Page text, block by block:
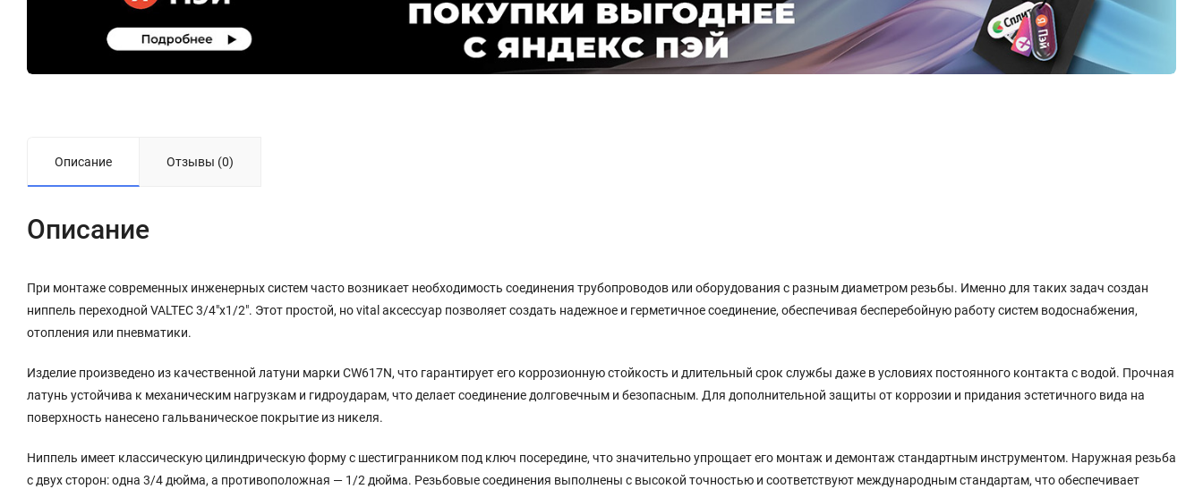
Описание Отзывы (0)
Описание
При монтаже современных инженерных систем часто возникает необходимость соединения трубопроводов или оборудования с разным диаметром резьбы. Именно для таких задач создан
ниппель переходной VALTEC 3/4"х1/2". Этот простой, но vital аксессуар позволяет создать надежное и герметичное соединение, обеспечивая бесперебойную работу систем водоснабжения,
отопления или пневматики.
Изделие произведено из качественной латуни марки CW617N, что гарантирует его коррозионную стойкость и длительный срок службы даже в условиях постоянного контакта с водой. Прочная
латунь устойчива к механическим нагрузкам и гидроударам, что делает соединение долговечным и безопасным. Для дополнительной защиты от коррозии и придания эстетичного вида на
поверхность нанесено гальваническое покрытие из никеля.
Ниппель имеет классическую цилиндрическую форму с шестигранником под ключ посередине, что значительно упрощает его монтаж и демонтаж стандартным инструментом. Наружная резьба
с двух сторон: одна 3/4 дюйма, а противоположная — 1/2 дюйма. Резьбовые соединения выполнены с высокой точностью и соответствуют международным стандартам, что обеспечивает